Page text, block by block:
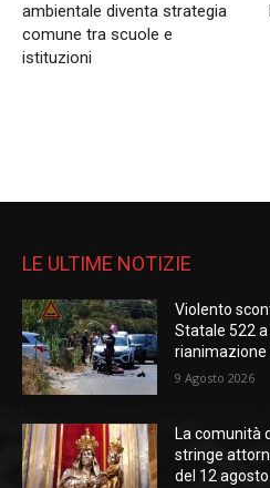
ambientale diventa strategia
comune tra scuole e
istituzioni
LE ULTIME NOTIZIE
Violento
Statale 522
rianimazione
9 Agosto 2026
La comunità
stringe
del 12 agosto